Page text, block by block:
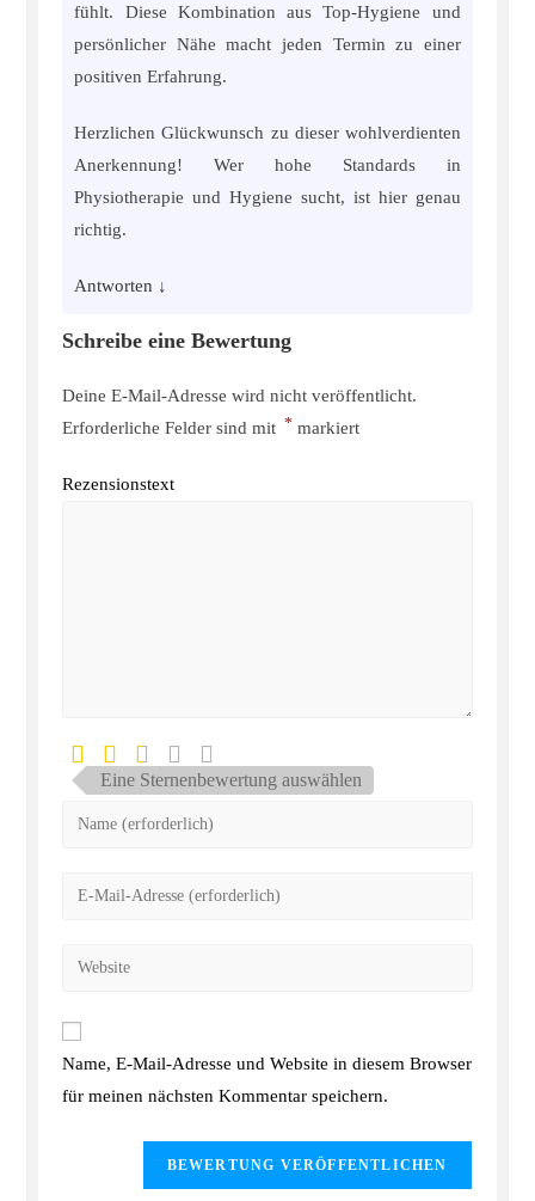
fühlt. Diese Kombination aus Top-Hygiene und
persönlicher Nähe macht jeden Termin zu einer
positiven Erfahrung.
Herzlichen Glückwunsch zu dieser wohlverdienten
Anerkennung! Wer hohe Standards in
Physiotherapie und Hygiene sucht, ist hier genau
richtig.
Antworten ↓
Schreibe eine Bewertung
Deine E-Mail-Adresse wird nicht veröffentlicht.
Erforderliche Felder sind mit * markiert
Rezensionstext
Eine Sternenbewertung auswählen
Name, E-Mail-Adresse und Website in diesem Browser
für meinen nächsten Kommentar speichern.